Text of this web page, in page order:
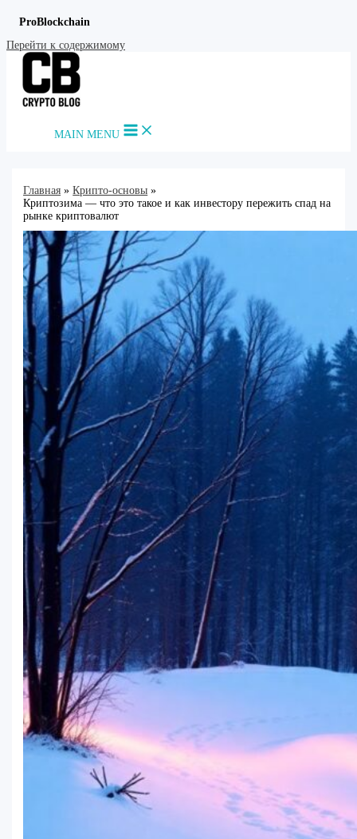
ProBlockchain
Перейти к содержимому
MAIN MENU
Главная
Крипто-основы
Криптозима — что это такое и как инвестору пережить спад на
рынке криптовалют